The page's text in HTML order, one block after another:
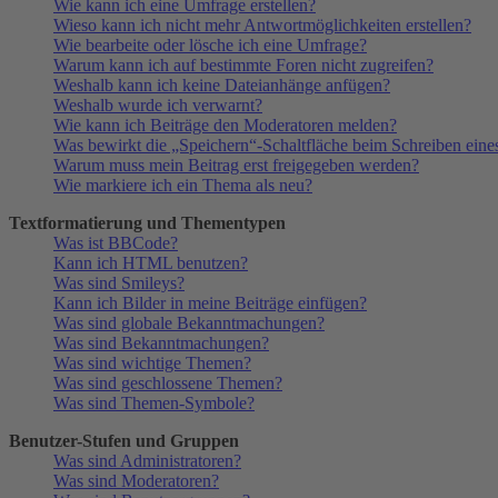
Wie kann ich eine Umfrage erstellen?
Wieso kann ich nicht mehr Antwortmöglichkeiten erstellen?
Wie bearbeite oder lösche ich eine Umfrage?
Warum kann ich auf bestimmte Foren nicht zugreifen?
Weshalb kann ich keine Dateianhänge anfügen?
Weshalb wurde ich verwarnt?
Wie kann ich Beiträge den Moderatoren melden?
Was bewirkt die „Speichern“-Schaltfläche beim Schreiben
Warum muss mein Beitrag erst freigegeben werden?
Wie markiere ich ein Thema als neu?
Textformatierung und Thementypen
Was ist BBCode?
Kann ich HTML benutzen?
Was sind Smileys?
Kann ich Bilder in meine Beiträge einfügen?
Was sind globale Bekanntmachungen?
Was sind Bekanntmachungen?
Was sind wichtige Themen?
Was sind geschlossene Themen?
Was sind Themen-Symbole?
Benutzer-Stufen und Gruppen
Was sind Administratoren?
Was sind Moderatoren?